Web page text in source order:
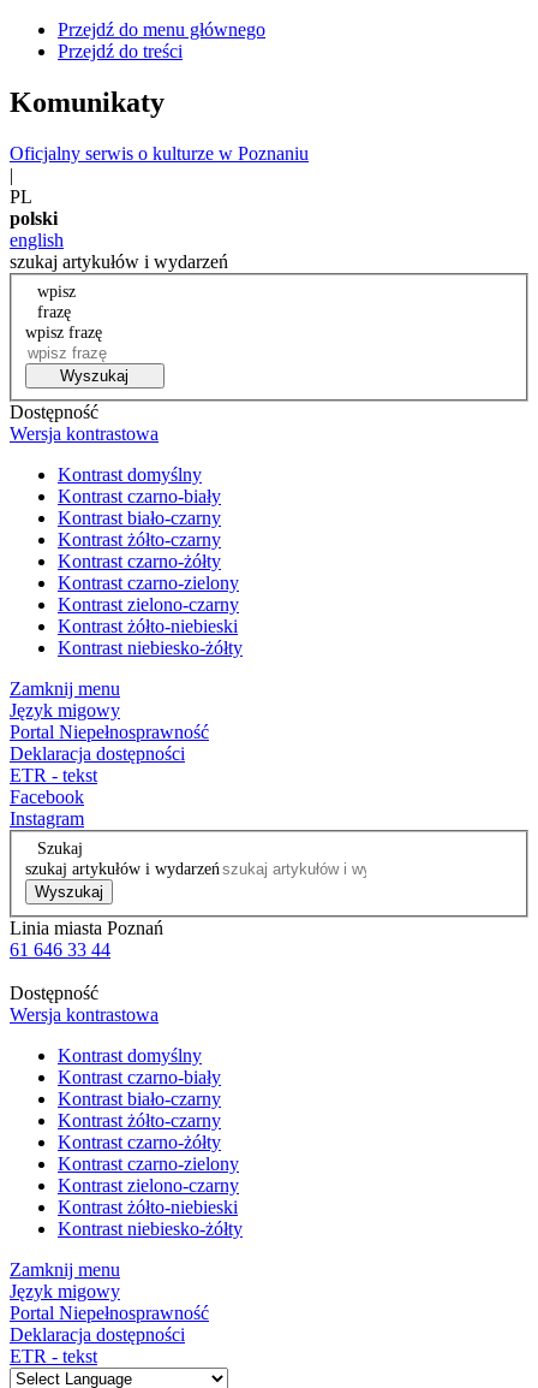
Przejdź do menu głównego
Przejdź do treści
Komunikaty
Oficjalny serwis o kulturze w Poznaniu
|
PL
polski
english
szukaj artykułów i wydarzeń
wpisz
frazę
wpisz frazę
Wyszukaj
Dostępność
Wersja kontrastowa
Kontrast domyślny
Kontrast czarno-biały
Kontrast biało-czarny
Kontrast żółto-czarny
Kontrast czarno-żółty
Kontrast czarno-zielony
Kontrast zielono-czarny
Kontrast żółto-niebieski
Kontrast niebiesko-żółty
Zamknij menu
Język migowy
Portal Niepełnosprawność
Deklaracja dostępności
ETR - tekst
Facebook
Instagram
Szukaj
szukaj artykułów i wydarzeń
Wyszukaj
Linia miasta Poznań
61 646 33 44
Dostępność
Wersja kontrastowa
Kontrast domyślny
Kontrast czarno-biały
Kontrast biało-czarny
Kontrast żółto-czarny
Kontrast czarno-żółty
Kontrast czarno-zielony
Kontrast zielono-czarny
Kontrast żółto-niebieski
Kontrast niebiesko-żółty
Zamknij menu
Język migowy
Portal Niepełnosprawność
Deklaracja dostępności
ETR - tekst